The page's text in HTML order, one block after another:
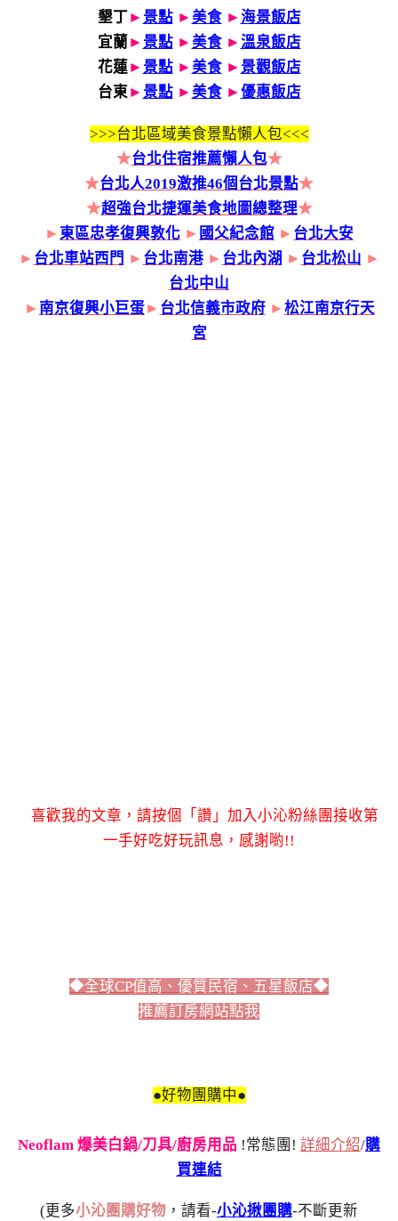
墾丁 ► 景點 ► 美食► 海景飯店
宜蘭 ► 景點 ► 美食► 溫泉飯店
花蓮► 景點 ► 美食► 景觀飯店
台東► 景點 ► 美食► 優惠飯店
>>>台北區域美食景點懶人包<<<
★台北住宿推薦懶人包★
★台北人2019激推46個台北景點★
★超強台北捷運美食地圖總整理★
► 東區忠孝復興敦化 ► 國父紀念館 ► 台北大安
► 台北車站西門 ► 台北南港 ► 台北內湖 ► 台北松山 ►
台北中山
► 南京復興小巨蛋► 台北信義市政府► 松江南京行天
宮
喜歡我的文章，請按個「讚」加入小沁粉絲團接收第
一手好吃好玩訊息，感謝喲!!
◆全球CP值高、優質民宿、五星飯店◆
推薦訂房網站點我
●好物團購中●
Neoflam 爆美白鍋/刀具/廚房用品 !常態團! 詳細介紹/購
買連結
(更多小沁團購好物 ，請看-小沁揪團購-不斷更新